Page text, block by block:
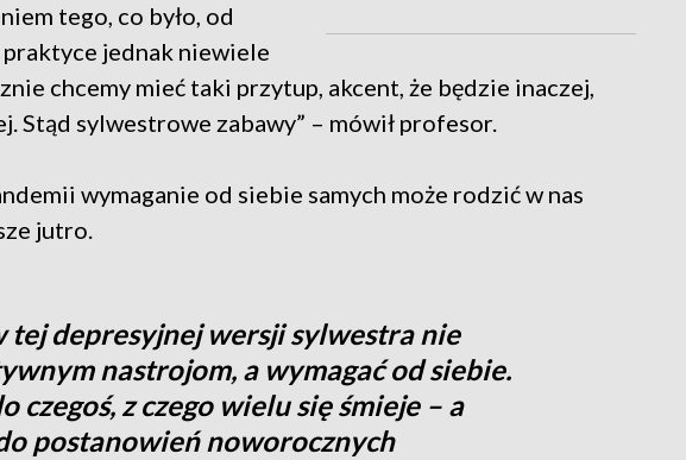
tego, co było, od
jednak niewiele
chcemy mieć taki przytup, akcent, że będzie inaczej,
Stąd sylwestrowe zabawy” – mówił profesor.
wymaganie od siebie samych może rodzić w nas
jutro.
tej depresyjnej wersji sylwestra nie
nastrojom, a wymagać od siebie.
czegoś, z czego wielu się śmieje – a
postanowień noworocznych